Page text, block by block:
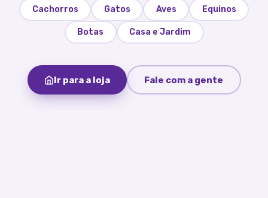
Cachorros Gatos Aves Equinos
Botas Casa e Jardim
Ir para a loja Fale com a gente